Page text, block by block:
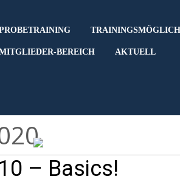
BEREICH AKTUELL
– Basics!